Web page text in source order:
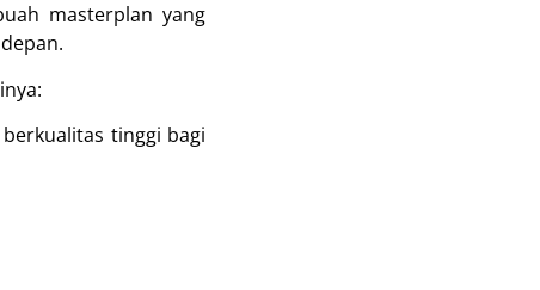
masterplan yang
tinggi bagi